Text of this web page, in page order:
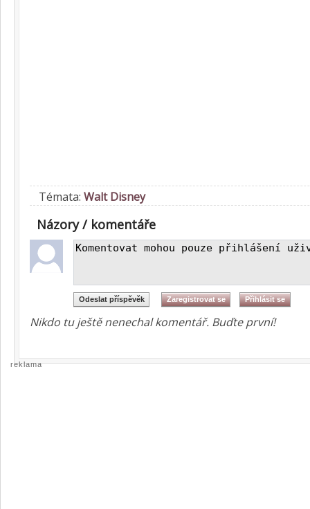
Témata: Walt Disney
Názory / komentáře
Nikdo tu ještě nenechal komentář. Buďte první!
reklama